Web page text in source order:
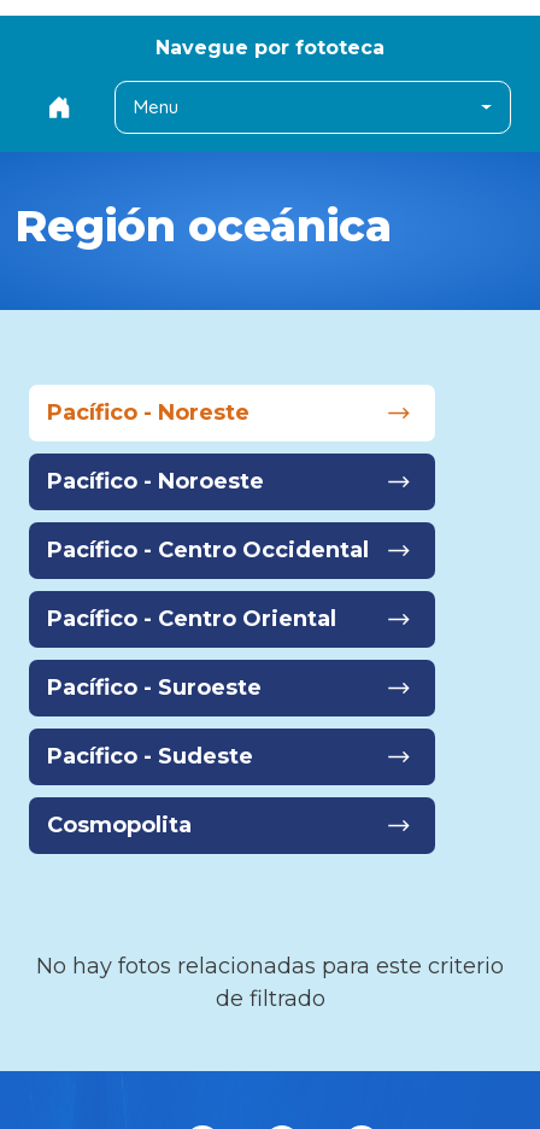
Navegue por fototeca
Menu
Región oceánica
Pacífico - Noreste
Pacífico - Noroeste
Pacífico - Centro Occidental
Pacífico - Centro Oriental
Pacífico - Suroeste
Pacífico - Sudeste
Cosmopolita
No hay fotos relacionadas para este criterio
de filtrado